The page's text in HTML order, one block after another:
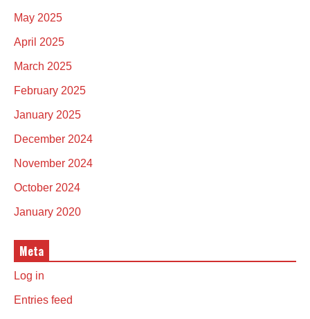
May 2025
April 2025
March 2025
February 2025
January 2025
December 2024
November 2024
October 2024
January 2020
Meta
Log in
Entries feed